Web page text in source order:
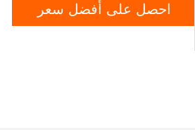
احصل على أفضل سعر